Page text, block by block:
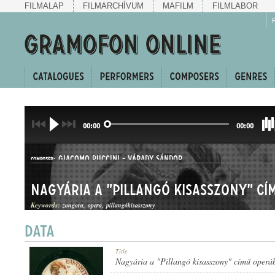
FILMALAP FILMARCHÍVUM MAFILM FILMLABOR
00:00 00:00
COMPOSER: GIACOMO PUCCINI-VÁRADY SÁNDOR
ÁRIA
Nagyária a "Pillangó kisasszony"
Keywords: zongora opera pillangókisasszony
Title
Nagyária a "Pillangó kisasszony" című